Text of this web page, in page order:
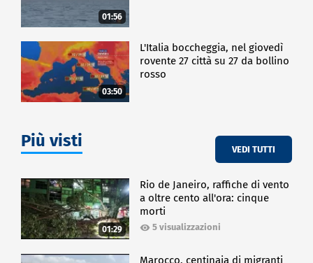
01:56
03:50
L'Italia boccheggia, nel giovedì
rovente 27 città su 27 da bollino
rosso
Più visti VEDI TUTTI
01:29
Rio de Janeiro, raffiche di vento
a oltre cento all'ora: cinque
morti
5 visualizzazioni
Marocco, centinaia di migranti